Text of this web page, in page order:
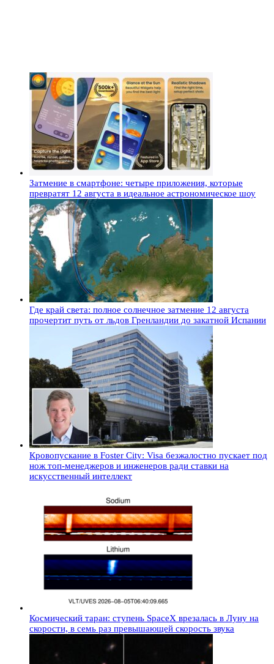
Затмение в смартфоне: четыре приложения, которые
превратят 12 августа в идеальное астрономическое шоу
Где край света: полное солнечное затмение 12 августа
прочертит путь от льдов Гренландии до закатной Испании
Кровопускание в Foster City: Visa безжалостно пускает под
нож топ-менеджеров и инженеров ради ставки на
искусственный интеллект
Космический таран: ступень SpaceX врезалась в Луну на
скорости, в семь раз превышающей скорость звука